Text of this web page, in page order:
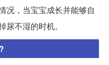
况，当宝宝成长并能够自
不湿的时机。